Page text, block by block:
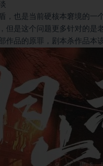
，也是当前硬核本窘境的一
但是这个问题更多针对的
作品的原罪，剧本杀作品本